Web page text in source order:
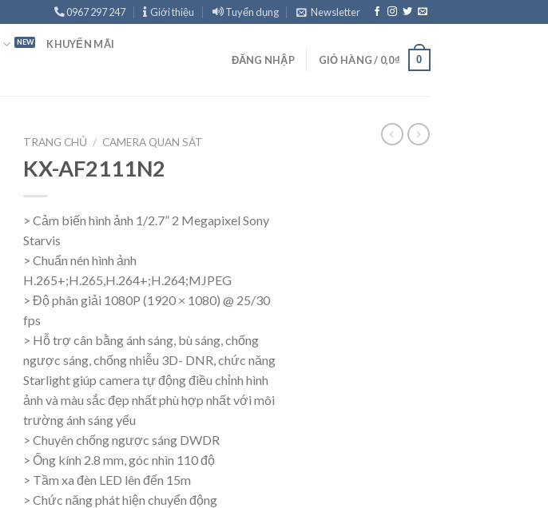
0967 297 247 Giới thiệu Tuyển dụng Newsletter
KHUYẾN MÃI
ĐĂNG NHẬP GIỎ HÀNG / 0,0₫ 0
TRANG CHỦ / CAMERA QUAN SÁT
KX-AF2111N2
> Cảm biến hình ảnh 1/2.7” 2 Megapixel Sony
Starvis
> Chuẩn nén hình ảnh
H.265+;H.265,H.264+;H.264;MJPEG
> Độ phân giải 1080P (1920 × 1080) @ 25/30
fps
> Hỗ trợ cân bằng ánh sáng, bù sáng, chống
ngược sáng, chống nhiễu 3D- DNR, chức năng
Starlight giúp camera tự động điều chỉnh hình
ảnh và màu sắc đẹp nhất phù hợp nhất với môi
trường ánh sáng yếu
> Chuyên chống ngược sáng DWDR
> Ống kính 2.8 mm, góc nhìn 110 độ
> Tầm xa đèn LED lên đến 15m
> Chức năng phát hiện chuyển động